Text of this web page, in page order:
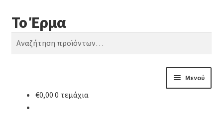
Απευθείας
μετάβαση
στην
Μετάβαση
σε
περιεχόμενο
Το Έρμα
Αναζήτηση
Αναζήτηση
Μενού
€0,00 0 τεμάχια